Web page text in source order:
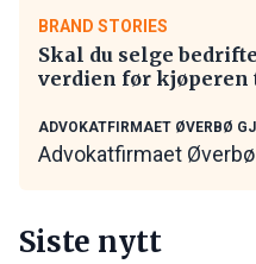
BRAND STORIES
Skal du selge
verdien før
ADVOKATFIRMAET ØVERBØ
Advokatfirmaet
Siste nytt